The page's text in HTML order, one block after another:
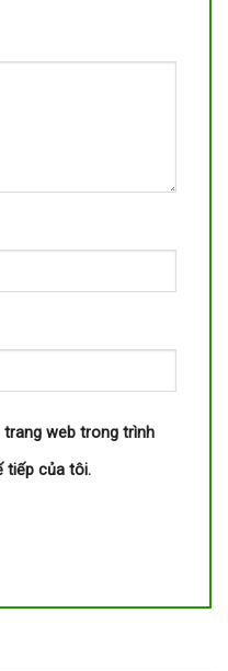
trang web trong trình
tiếp của tôi.